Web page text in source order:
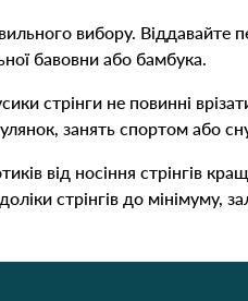
вибору.
бавовни або бамбука.
стрінги не повинні
занять спортом або
від носіння стрінгів
стрінгів до мінімуму,